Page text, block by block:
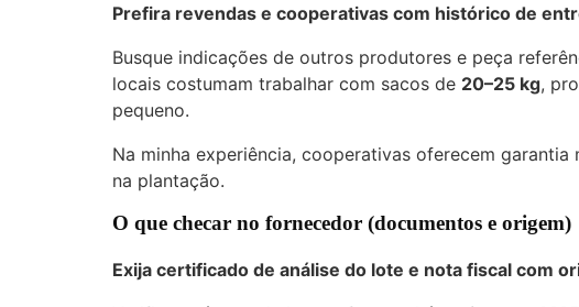
Prefira revendas e cooperativas com histórico de
Busque indicações de outros produtores e peça
locais costumam trabalhar com sacos de 20–25 kg,
pequeno.
Na minha experiência, cooperativas oferecem
na plantação.
O que checar no fornecedor (documentos e origem)
Exija certificado de análise do lote e nota fiscal com